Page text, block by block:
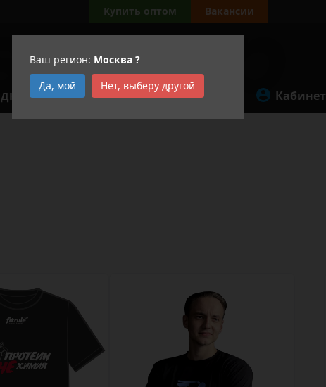
Ваш регион: Москва ?
Да, мой
Нет, выберу другой
Купить оптом Вакансии
АКЦИИ Кабинет